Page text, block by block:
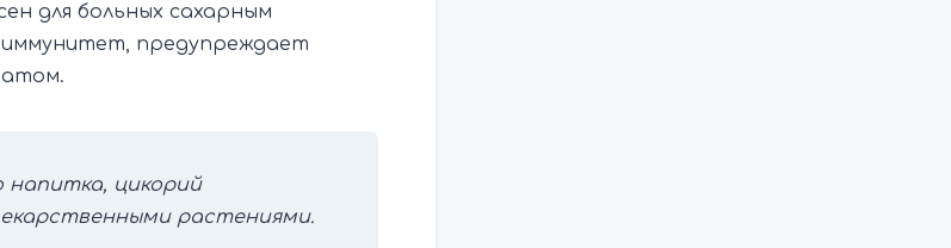
для больных сахарным
предупреждает
цикорий
растениями.